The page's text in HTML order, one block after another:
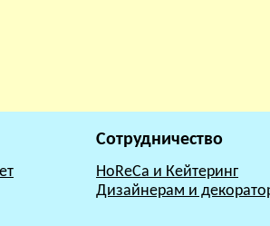
Сотрудничество
HoReCa и Кейтеринг
Дизайнерам и